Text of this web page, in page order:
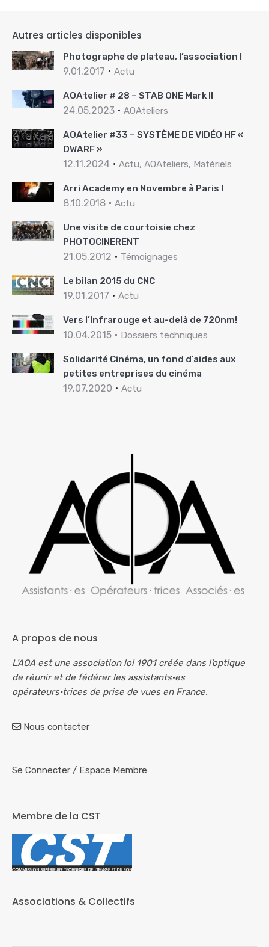
Autres articles disponibles
Photographe de plateau, l’association !
9.01.2017 Actu
AOAtelier # 28 – STAB ONE Mark II
24.05.2023 AOAteliers
AOAtelier #33 – SYSTÈME DE VIDÉO HF «
DWARF »
12.11.2024 Actu, AOAteliers, Matériels
Arri Academy en Novembre à Paris !
8.10.2018 Actu
Une visite de courtoisie chez
PHOTOCINERENT
21.05.2012 Témoignages
Le bilan 2015 du CNC
19.01.2017 Actu
Vers l’Infrarouge et au-delà de 720nm!
10.04.2015 Dossiers techniques
Solidarité Cinéma, un fond d’aides aux
petites entreprises du cinéma
19.07.2020 Actu
A propos de nous
L’AOA est une association loi 1901 créée dans l’optique
de réunir et de fédérer les assistants·es
opérateurs·trices de prise de vues en France.
Nous contacter
Se Connecter / Espace Membre
Membre de la CST
Associations & Collectifs